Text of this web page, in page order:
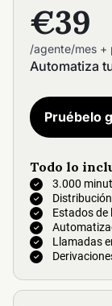
€39
/agente/mes +
Automatiza
Todo lo
3.000
Estados de
Llamadas
Pruébelo